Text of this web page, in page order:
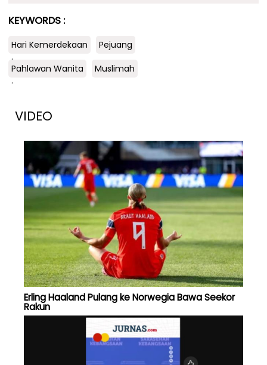
KEYWORDS :
Hari Kemerdekaan
Pejuang
.
Pahlawan Wanita
Muslimah
.
VIDEO
Erling Haaland Pulang ke Norwegia Bawa Seekor
Rakun